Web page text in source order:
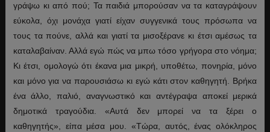
γράψω κι από πού; Τα παιδιά μπορούσαν να τα καταγράψουν
εύκολα, όχι μονάχα γιατί είχαν συγγενικά τους πρόσωπα να
τους τα πούνε, αλλά και γιατί τα μισοξέρανε κι έτσι αμέσως τα
καταλαβαίναν. Αλλά εγώ πώς να μπω τόσο γρήγορα στο νόημα;
Κι έτσι, ομολογώ ότι έκανα μια μικρή, υποθέτω, πονηρία, μόνο
και μόνο για να παρουσιάσω κι εγώ κάτι στον καθηγητή. Βρήκα
ένα άλλο, παλιό, αναγνωστικό και αντέγραψα αποκεί μερικά
δημοτικά τραγούδια. «Αυτά δεν μπορεί να τα ξέρει ο
καθηγητής», είπα μέσα μου. «Τώρα, αυτός, ένας ολόκληρος